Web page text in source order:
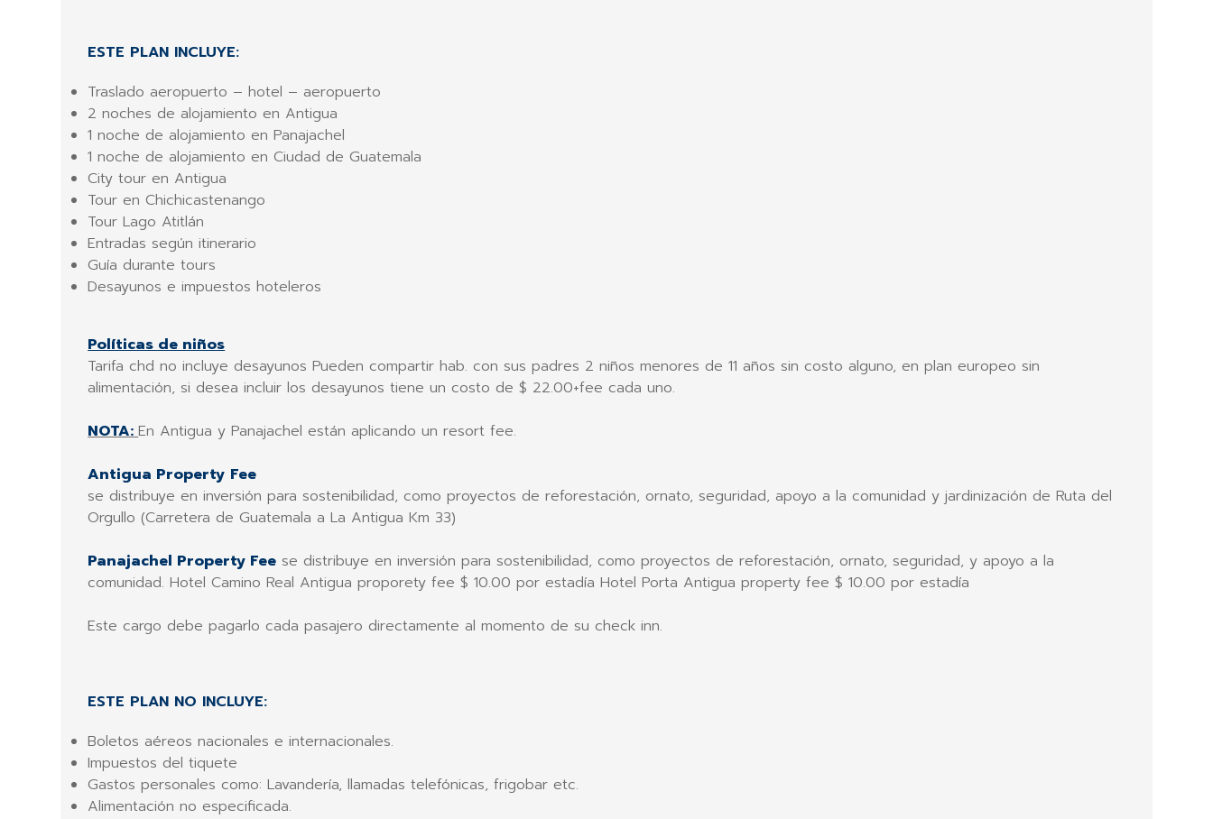
ESTE PLAN INCLUYE:
Traslado aeropuerto – hotel – aeropuerto
2 noches de alojamiento en Antigua
1 noche de alojamiento en Panajachel
1 noche de alojamiento en Ciudad de Guatemala
City tour en Antigua
Tour en Chichicastenango
Tour Lago Atitlán
Entradas según itinerario
Guía durante tours
Desayunos e impuestos hoteleros
Políticas de niños
Tarifa chd no incluye desayunos Pueden compartir hab. con sus padres 2 niños menores de 11 años sin costo alguno, en plan europeo sin
alimentación, si desea incluir los desayunos tiene un costo de $ 22.00+fee cada uno.
NOTA: En Antigua y Panajachel están aplicando un resort fee.
Antigua Property Fee
se distribuye en inversión para sostenibilidad, como proyectos de reforestación, ornato, seguridad, apoyo a la comunidad y jardinización de Ruta del
Orgullo (Carretera de Guatemala a La Antigua Km 33)
Panajachel Property Fee se distribuye en inversión para sostenibilidad, como proyectos de reforestación, ornato, seguridad, y apoyo a la
comunidad. Hotel Camino Real Antigua proporety fee $ 10.00 por estadía Hotel Porta Antigua property fee $ 10.00 por estadía
Este cargo debe pagarlo cada pasajero directamente al momento de su check inn.
ESTE PLAN NO INCLUYE:
Boletos aéreos nacionales e internacionales.
Impuestos del tiquete
Gastos personales como: Lavandería, llamadas telefónicas, frigobar etc.
Alimentación no especificada.